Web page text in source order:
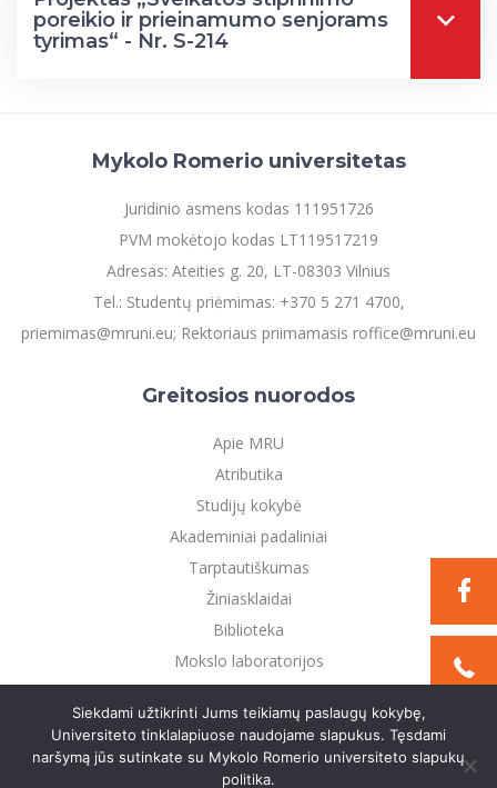
poreikio ir prieinamumo senjorams
tyrimas“ - Nr. S-214
Mykolo Romerio universitetas
Juridinio asmens kodas 111951726
PVM mokėtojo kodas LT119517219
Adresas: Ateities g. 20, LT-08303 Vilnius
Tel.: Studentų priėmimas: +370 5 271 4700,
priemimas@mruni.eu; Rektoriaus priimamasis roffice@mruni.eu
Greitosios nuorodos
Apie MRU
Atributika
Studijų kokybė
Akademiniai padaliniai
Tarptautiškumas
Žiniasklaidai
Biblioteka
Mokslo laboratorijos
Privatumo politika
©2021 Mykolo Romerio universitetas. Visos teisės
Siekdami užtikrinti Jums teikiamų paslaugų kokybę,
Universiteto tinklalapiuose naudojame slapukus. Tęsdami
naršymą jūs sutinkate su Mykolo Romerio universiteto slapukų
politika.